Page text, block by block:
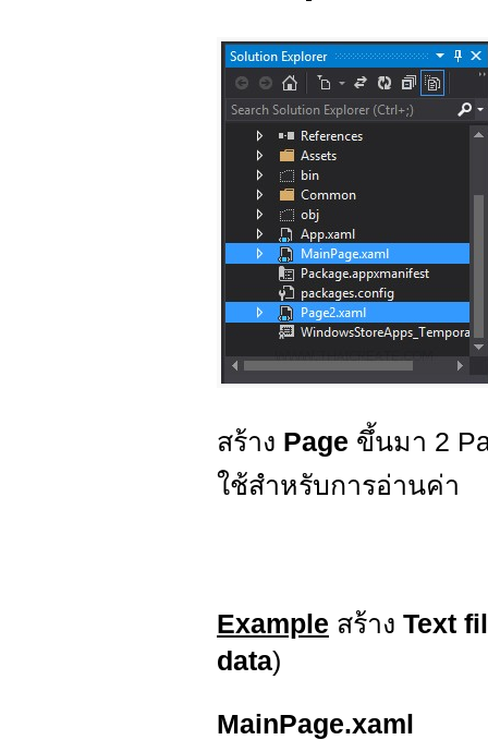
สร้าง Page ขึ้นมา 2
ใช้สำหรับการอ่านค่า
Example สร้าง Text
data)
MainPage.xaml